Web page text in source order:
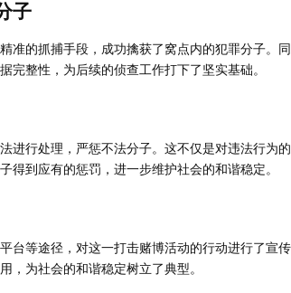
子
准的抓捕手段，成功擒获了窝点内的犯罪分子。
完整性，为后续的侦查工作打下了坚实基础。
进行处理，严惩不法分子。这不仅是对违法行为
得到应有的惩罚，进一步维护社会的和谐稳定。
台等途径，对这一打击赌博活动的行动进行了宣
，为社会的和谐稳定树立了典型。